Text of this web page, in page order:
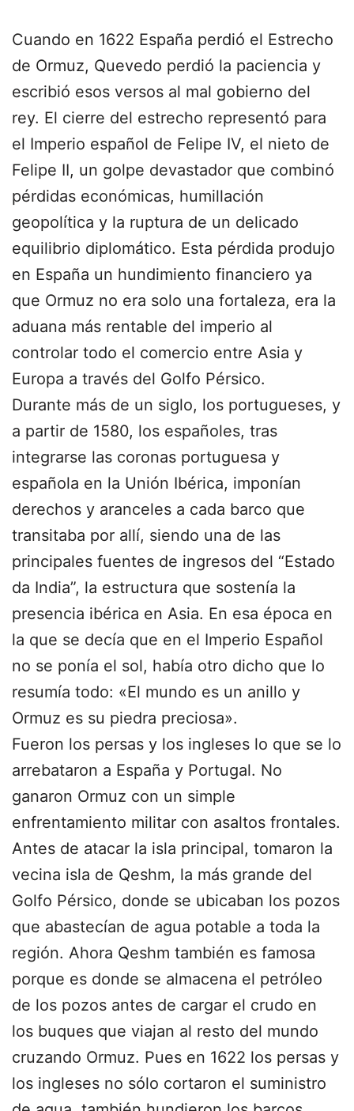
Cuando en 1622 España perdió el Estrecho
de Ormuz, Quevedo perdió la paciencia y
escribió esos versos al mal gobierno del
rey. El cierre del estrecho representó para
el Imperio español de Felipe IV, el nieto de
Felipe II, un golpe devastador que combinó
pérdidas económicas, humillación
geopolítica y la ruptura de un delicado
equilibrio diplomático. Esta pérdida produjo
en España un hundimiento financiero ya
que Ormuz no era solo una fortaleza, era la
aduana más rentable del imperio al
controlar todo el comercio entre Asia y
Europa a través del Golfo Pérsico.
Durante más de un siglo, los portugueses, y
a partir de 1580, los españoles, tras
integrarse las coronas portuguesa y
española en la Unión Ibérica, imponían
derechos y aranceles a cada barco que
transitaba por allí, siendo una de las
principales fuentes de ingresos del “Estado
da India”, la estructura que sostenía la
presencia ibérica en Asia. En esa época en
la que se decía que en el Imperio Español
no se ponía el sol, había otro dicho que lo
resumía todo: «El mundo es un anillo y
Ormuz es su piedra preciosa».
Fueron los persas y los ingleses lo que se lo
arrebataron a España y Portugal. No
ganaron Ormuz con un simple
enfrentamiento militar con asaltos frontales.
Antes de atacar la isla principal, tomaron la
vecina isla de Qeshm, la más grande del
Golfo Pérsico, donde se ubicaban los pozos
que abastecían de agua potable a toda la
región. Ahora Qeshm también es famosa
porque es donde se almacena el petróleo
de los pozos antes de cargar el crudo en
los buques que viajan al resto del mundo
cruzando Ormuz. Pues en 1622 los persas y
los ingleses no sólo cortaron el suministro